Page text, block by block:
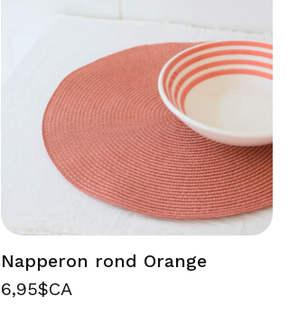
Napperon rond Orange
6,95$CA